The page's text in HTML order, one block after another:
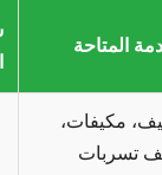
المتاحة
مكيفات،